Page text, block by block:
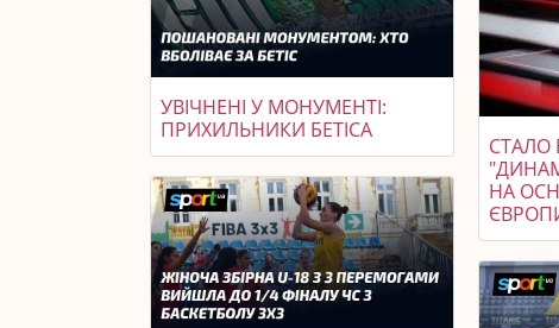
УВІЧНЕНІ У МОНУМЕНТІ:
ПРИХИЛЬНИКИ БЕТІСА
СТАЛО
НА